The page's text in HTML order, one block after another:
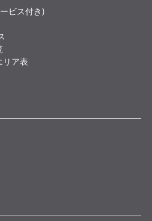
ビス付き)
リア表